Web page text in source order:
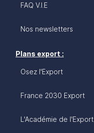
FAQ V.I.E
Nos newsletters
Plans export :
Osez l'Export
France 2030 Export
L'Académie de l'Export